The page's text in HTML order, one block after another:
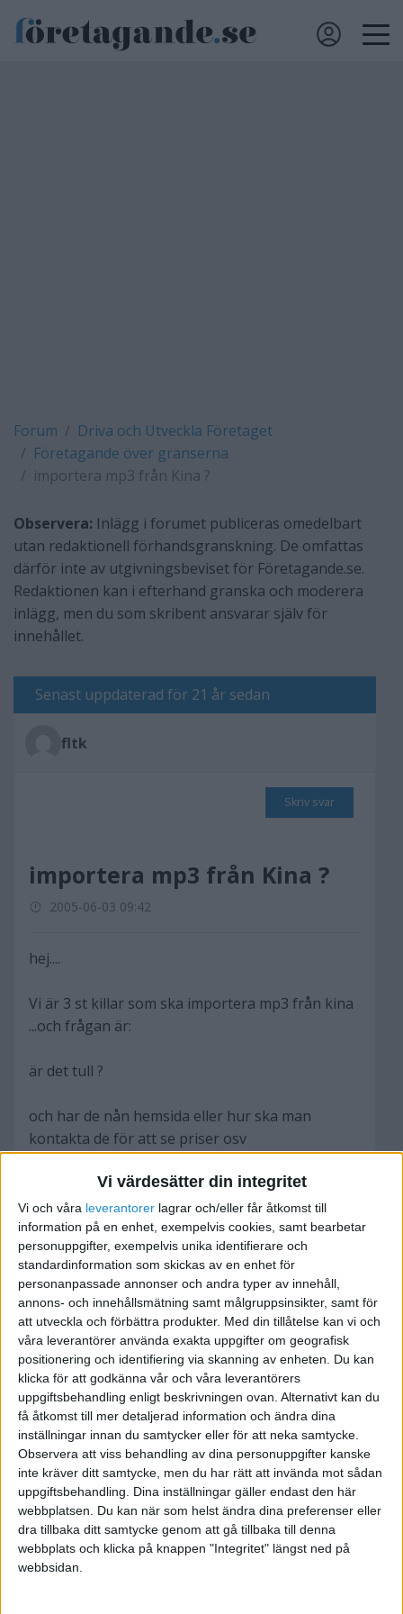
Vi värdesätter din integritet
Vi och våra leverantorer lagrar och/eller får åtkomst till
information på en enhet, exempelvis cookies, samt bearbetar
personuppgifter, exempelvis unika identifierare och
standardinformation som skickas av en enhet för
personanpassade annonser och andra typer av innehåll,
annons- och innehållsmätning samt målgruppsinsikter, samt för
att utveckla och förbättra produkter. Med din tillåtelse kan vi och
våra leverantörer använda exakta uppgifter om geografisk
positionering och identifiering via skanning av enheten. Du kan
klicka för att godkänna vår och våra leverantörers
uppgiftsbehandling enligt beskrivningen ovan. Alternativt kan du
få åtkomst till mer detaljerad information och ändra dina
inställningar innan du samtycker eller för att neka samtycke.
Observera att viss behandling av dina personuppgifter kanske
inte kräver ditt samtycke, men du har rätt att invända mot sådan
uppgiftsbehandling. Dina inställningar gäller endast den här
webbplatsen. Du kan när som helst ändra dina preferenser eller
dra tillbaka ditt samtycke genom att gå tillbaka till denna
webbplats och klicka på knappen "Integritet" längst ned på
webbsidan.
Forum
Driva och Utveckla Företaget
Företagande över gränserna
importera mp3 från Kina ?
Observera: Inlägg i forumet publiceras omedelbart
utan redaktionell förhandsgranskning. De omfattas
därför inte av utgivningsbeviset för Företagande.se.
Redaktionen kan i efterhand granska och moderera
inlägg, men du som skribent ansvarar själv för
innehållet.
Senast uppdaterad för 21 år sedan
fltk
Skriv svar
importera mp3 från Kina ?
2005-06-03 09:42
hej....
Vi är 3 st killar som ska importera mp3 från kina
...och frågan är:
är det tull ?
och har de nån hemsida eller hur ska man
kontakta de för att se priser osv
jag vill ha reda på priser och hur de ser ut!???
danne
2005-06-03 11:07
Hej! Ni kan pröva att söka varor på
www.alibaba.com. Där kan man hitta det mesta!
/Danne
Billiga solglasögon - www.trendystuff.se
www.spaweekendhotell.se - Spa portal